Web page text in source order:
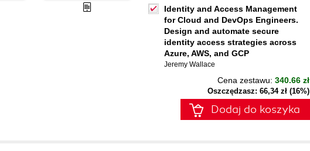
Identity and Access Management
for Cloud and DevOps Engineers.
Design and automate secure
identity access strategies across
Azure, AWS, and GCP
Jeremy Wallace
Cena zestawu: 340.66 zł
Oszczędzasz: 66,34 zł (16%)
Dodaj do koszyka